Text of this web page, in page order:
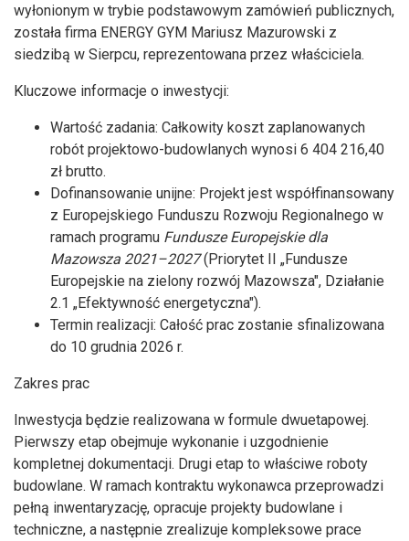
wyłonionym w trybie podstawowym zamówień publicznych,
została firma ENERGY GYM Mariusz Mazurowski z
siedzibą w Sierpcu, reprezentowana przez właściciela.
Kluczowe informacje o inwestycji:
Wartość zadania: Całkowity koszt zaplanowanych
robót projektowo-budowlanych wynosi 6 404 216,40
zł brutto.
Dofinansowanie unijne: Projekt jest współfinansowany
z Europejskiego Funduszu Rozwoju Regionalnego w
ramach programu Fundusze Europejskie dla
Mazowsza 2021–2027(Priorytet II „Fundusze
Europejskie na zielony rozwój Mazowsza", Działanie
2.1 „Efektywność energetyczna").
Termin realizacji: Całość prac zostanie sfinalizowana
do 10 grudnia 2026 r.
Zakres prac
Inwestycja będzie realizowana w formule dwuetapowej.
Pierwszy etap obejmuje wykonanie i uzgodnienie
kompletnej dokumentacji. Drugi etap to właściwe roboty
budowlane. W ramach kontraktu wykonawca przeprowadzi
pełną inwentaryzację, opracuje projekty budowlane i
techniczne, a następnie zrealizuje kompleksowe prace